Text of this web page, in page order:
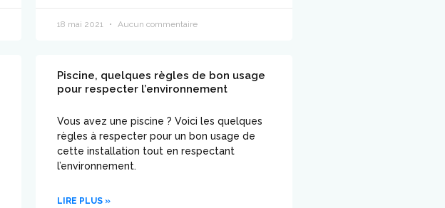
18 mai 2021 Aucun commentaire
Piscine, quelques règles de bon usage
pour respecter l’environnement
Vous avez une piscine ? Voici les quelques
règles à respecter pour un bon usage de
cette installation tout en respectant
l’environnement.
LIRE PLUS »